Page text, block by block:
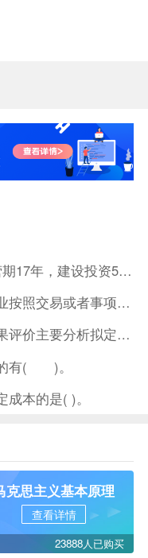
某建设项目建设期3年，生产经营期17年，建设投资5500万元
我国《企业会计准则》规定，企业按照交易或者事项的经济特征确定
对于非经营性技术方案，经济效果评价主要分析拟定方案的( )。
的有( )。
本的是( )。
克思主义基本原理
查看详情
23888人已购买